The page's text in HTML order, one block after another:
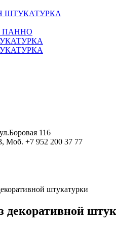
ШТУКАТУРКА
ПАННО
116
Моб. +7 952 200 37 77
штукатурки